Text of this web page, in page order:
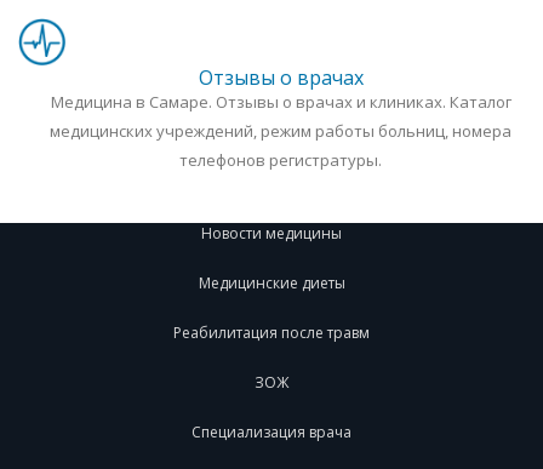
Отзывы о врачах
Медицина в Самаре. Отзывы о врачах и клиниках. Каталог
медицинских учреждений, режим работы больниц, номера
телефонов регистратуры.
Новости медицины
Медицинские диеты
Реабилитация после травм
ЗОЖ
Специализация врача